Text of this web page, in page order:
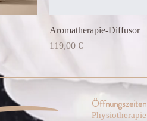
Aromatherapie-Diffusor
Preis
119,00 €
Öffnungszeiten
Physiotherapie